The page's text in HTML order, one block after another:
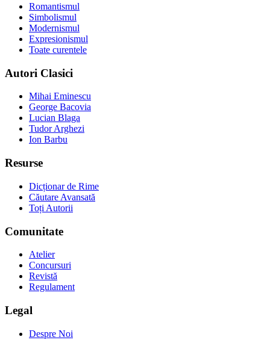
Romantismul
Simbolismul
Modernismul
Expresionismul
Toate curentele
Autori Clasici
Mihai Eminescu
George Bacovia
Lucian Blaga
Tudor Arghezi
Ion Barbu
Resurse
Dicționar de Rime
Căutare Avansată
Toți Autorii
Comunitate
Atelier
Concursuri
Revistă
Regulament
Legal
Despre Noi